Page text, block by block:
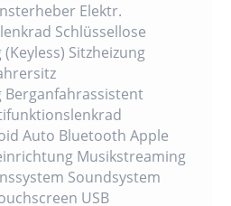
Elektr.
Schlüssellose
Sitzheizung
Auto Bluetooth Apple
Musikstreaming
Soundsystem
USB